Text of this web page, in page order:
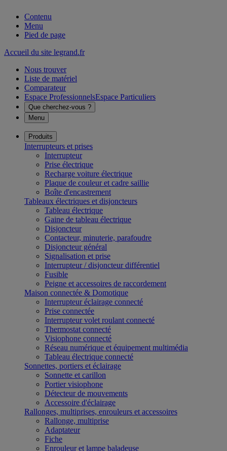
Contenu
Menu
Pied de page
Accueil du site legrand.fr
Nous trouver
Liste de matériel
Comparateur
Espace ProfessionnelsEspace Particuliers
Que cherchez-vous ?
Menu
Produits
Interrupteurs et prises
Interrupteur
Prise électrique
Recharge voiture électrique
Plaque de couleur et cadre saillie
Boîte d'encastrement
Tableaux électriques et disjoncteurs
Tableau électrique
Gaine de tableau électrique
Disjoncteur
Contacteur, minuterie, parafoudre
Disjoncteur général
Signalisation et prise
Interrupteur / disjoncteur différentiel
Fusible
Peigne et accessoires de raccordement
Maison connectée & Domotique
Interrupteur éclairage connecté
Prise connectée
Interrupteur volet roulant connecté
Thermostat connecté
Visiophone connecté
Réseau numérique et équipement multimédia
Tableau électrique connecté
Sonnettes, portiers et éclairage
Sonnette et carillon
Portier visiophone
Détecteur de mouvements
Accessoire d'éclairage
Rallonges, multiprises, enrouleurs et accessoires
Rallonge, multiprise
Adaptateur
Fiche
Enrouleur et lampe baladeuse